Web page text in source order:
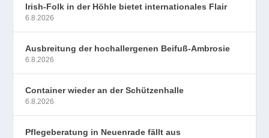
Irish-Folk in der Höhle bietet internationales Flair
6.8.2026
Ausbreitung der hochallergenen Beifuß-Ambrosie
6.8.2026
Container wieder an der Schützenhalle
6.8.2026
Pflegeberatung in Neuenrade fällt aus